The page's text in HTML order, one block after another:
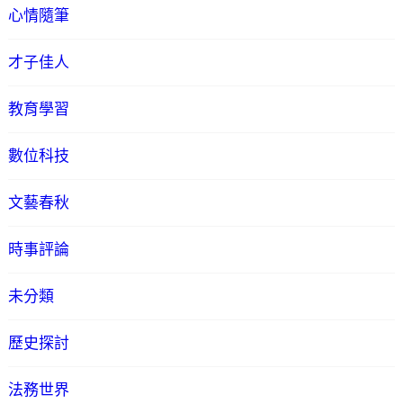
心情隨筆
才子佳人
教育學習
數位科技
文藝春秋
時事評論
未分類
歷史探討
法務世界